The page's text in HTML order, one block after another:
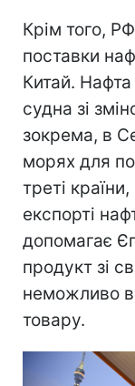
Крім того,
поставки
Китай.
судна зі
зокрема, в
морях для
треті
експорті
допомагає
продукт зі
неможливо
товару.